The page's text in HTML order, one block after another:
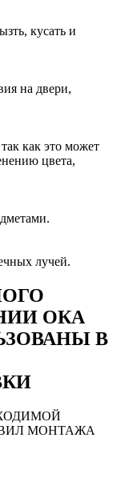
кусать и
на двери,
как это может
цвета,
лучей.
ОКА
В
МОНТАЖА